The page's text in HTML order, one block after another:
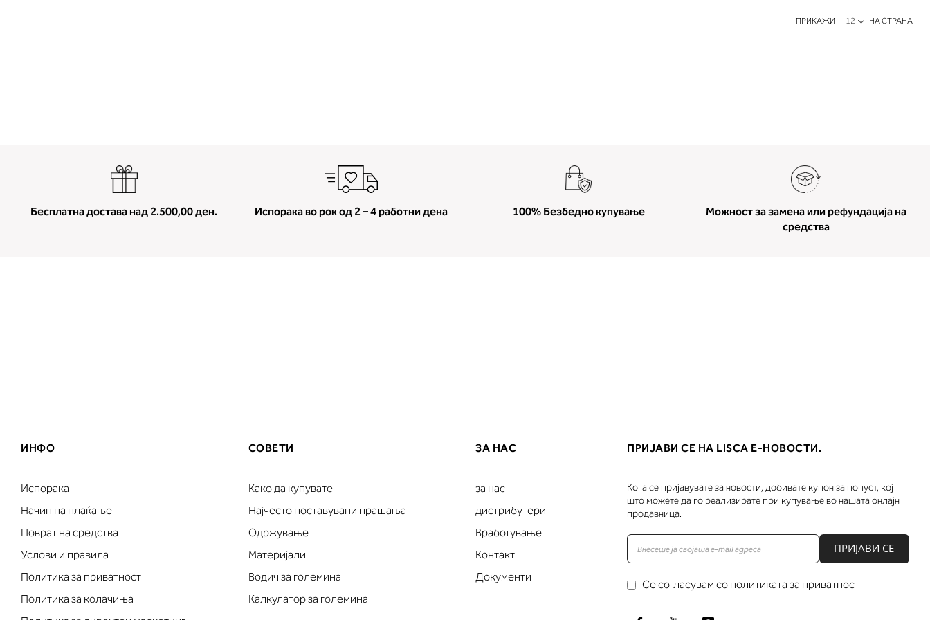
ПРИКАЖИ НА СТРАНА
Бесплатна достава над 2.500,00 ден. Испорака во рок од 2 – 4 работни дена 100% Безбедно купување
Можност за замена или рефундација на
средства
ИНФО
Испорака
Начин на плаќање
Поврат на средства
Услови и правила
Политика за приватност
Политика за колачиња
СОВЕТИ
Како да купувате
Најчесто поставувани прашања
Одржување
Материјали
Водич за големина
Калкулатор за големина
ЗА НАС
за нас
дистрибутери
Вработување
Контакт
Документи
ПРИЈАВИ СЕ НА LISCA Е-НОВОСТИ.
Кога се пријавувате за новости, добивате купон за попуст, кој
што можете да го реализирате при купување во нашата онлајн
продавница.
ПРИЈАВИ СЕ
Се согласувам со политиката за приватност